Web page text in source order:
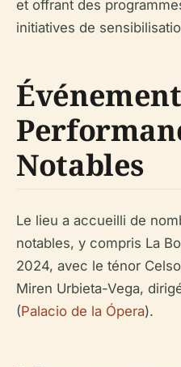
et offrant des
initiatives de
Notables
Le lieu a accueilli de
notables, y compris La
2024, avec le ténor
Miren Urbieta-Vega,
(Palacio de la Ópera).